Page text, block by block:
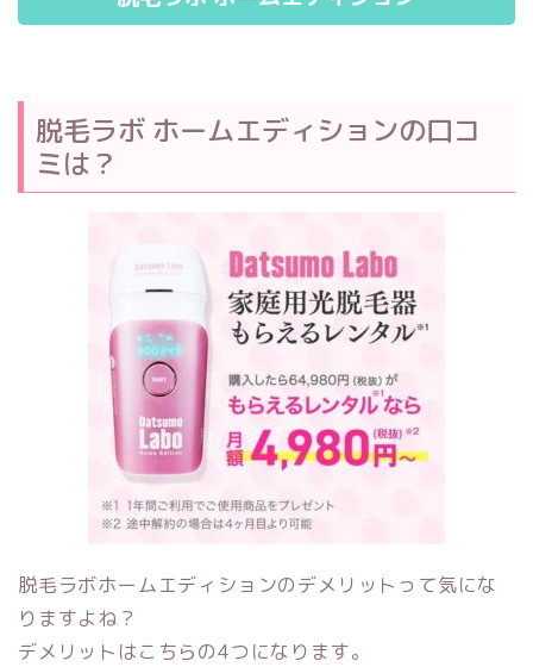
脱毛ラボ ホームエディションの口コ
ミは？
脱毛ラボホームエディションのデメリットって気にな
りますよね？
デメリットはこちらの4つになります。